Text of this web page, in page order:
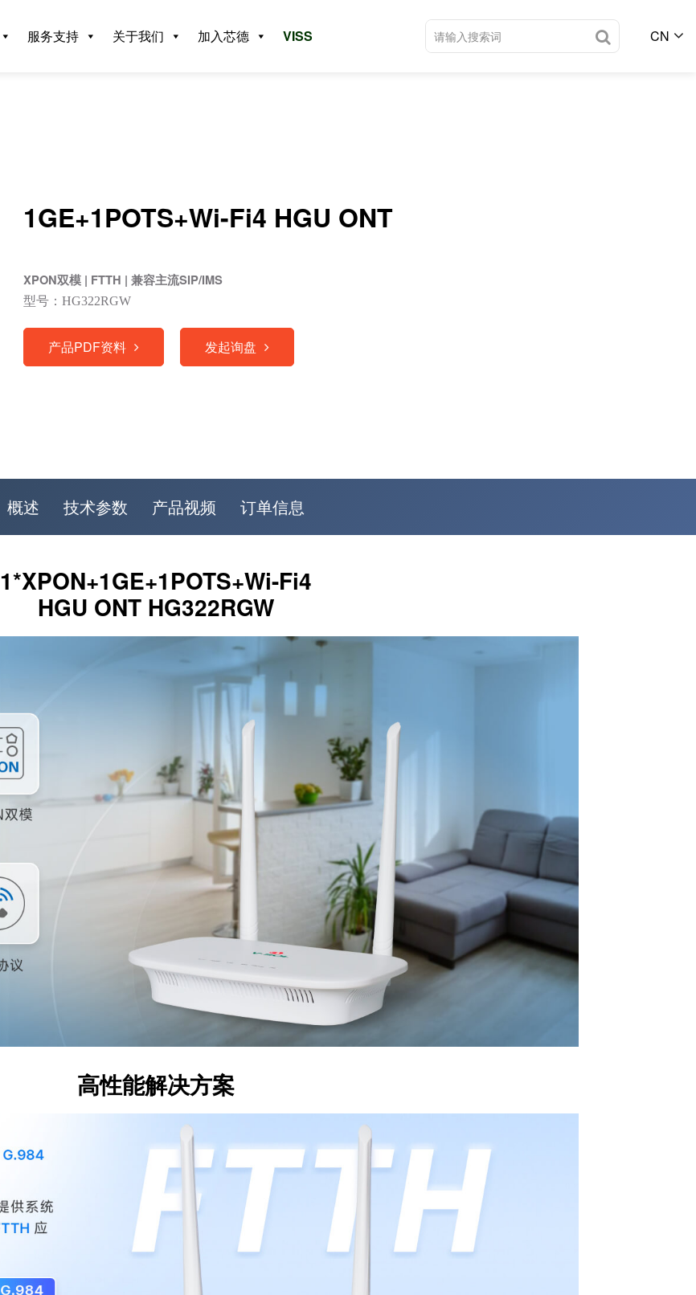
服务支持 关于我们 加入芯德 VISS CN
1GE+1POTS+Wi-Fi4 HGU ONT
XPON双模 | FTTH | 兼容主流SIP/IMS
型号：HG322RGW
产品PDF资料 发起询盘
概述 技术参数 产品视频 订单信息
1*XPON+1GE+1POTS+Wi-Fi4
HGU ONT HG322RGW
高性能解决方案